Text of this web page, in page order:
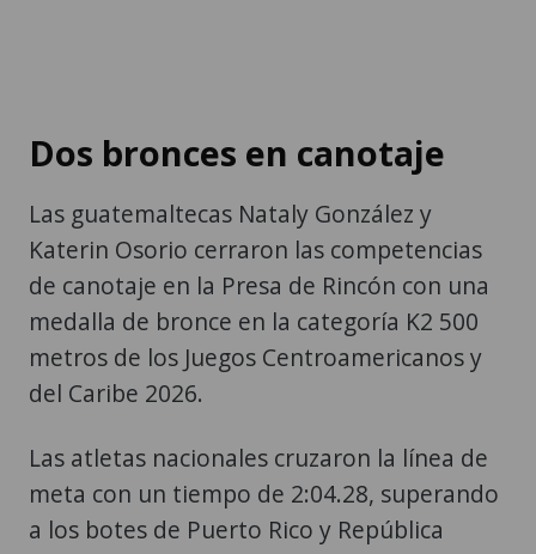
Dos bronces en canotaje
Las guatemaltecas Nataly González y
Katerin Osorio cerraron las competencias
de canotaje en la Presa de Rincón con una
medalla de bronce en la categoría K2 500
metros de los Juegos Centroamericanos y
del Caribe 2026.
Las atletas nacionales cruzaron la línea de
meta con un tiempo de 2:04.28, superando
a los botes de Puerto Rico y República